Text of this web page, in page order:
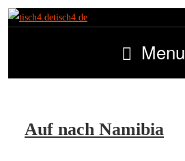
tisch4.de
Menu
Auf nach Namibia